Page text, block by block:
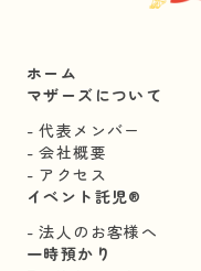
ホーム
マザーズについて
代表メンバー
会社概要
アクセス
イベント託児®︎
法人のお客様へ
一時預かり